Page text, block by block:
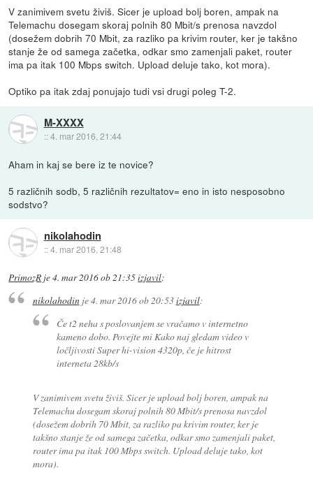
V zanimivem svetu živiš. Sicer je upload bolj boren, ampak na
Telemachu dosegam skoraj polnih 80 Mbit/s prenosa navzdol
(dosežem dobrih 70 Mbit, za razliko pa krivim router, ker je takšno
stanje že od samega začetka, odkar smo zamenjali paket, router
ima pa itak 100 Mbps switch. Upload deluje tako, kot mora).
Optiko pa itak zdaj ponujajo tudi vsi drugi poleg T-2.
M-XXXX
::4. mar 2016, 21:44
Aham in kaj se bere iz te novice?
5 različnih sodb, 5 različnih rezultatov= eno in isto nesposobno
sodstvo?
nikolahodin
::4. mar 2016, 21:48
PrimozR je4. mar 2016 ob 21:35izjavil:
nikolahodinje4. mar 2016 ob 20:53izjavil:
Če t2 neha s poslovanjem se vračamo v internetno
kameno dobo. Povejte mi Kako naj gledam video v
ločljivosti Super hi-vision 4320p, če je hitrost
interneta 28kb/s
V zanimivem svetu živiš. Sicer je upload bolj boren, ampak na
Telemachu dosegam skoraj polnih 80 Mbit/s prenosa navzdol
(dosežem dobrih 70 Mbit, za razliko pa krivim router, ker je
takšno stanje že od samega začetka, odkar smo zamenjali paket,
router ima pa itak 100 Mbps switch. Upload deluje tako, kot
mora).